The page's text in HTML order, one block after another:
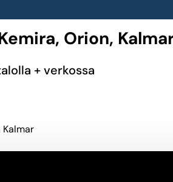
Orion,
+ verkossa
Kalmar